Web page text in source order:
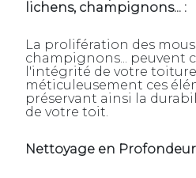
lichens, champignons... :
La prolifération des
champignons... peuvent
l'intégrité de votre
méticuleusement ces
préservant ainsi la
de votre toit.
Nettoyage en Profondeur